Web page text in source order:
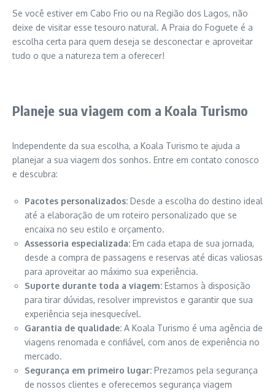
Se você estiver em Cabo Frio ou na Região dos Lagos, não
deixe de visitar esse tesouro natural. A Praia do Foguete é a
escolha certa para quem deseja se desconectar e aproveitar
tudo o que a natureza tem a oferecer!
Planeje sua viagem com a Koala Turismo
Independente da sua escolha, a Koala Turismo te ajuda a
planejar a sua viagem dos sonhos. Entre em contato conosco
e descubra:
Pacotes personalizados: Desde a escolha do destino ideal
até a elaboração de um roteiro personalizado que se
encaixa no seu estilo e orçamento.
Assessoria especializada: Em cada etapa de sua jornada,
desde a compra de passagens e reservas até dicas valiosas
para aproveitar ao máximo sua experiência.
Suporte durante toda a viagem: Estamos à disposição
para tirar dúvidas, resolver imprevistos e garantir que sua
experiência seja inesquecível.
Garantia de qualidade: A Koala Turismo é uma agência de
viagens renomada e confiável, com anos de experiência no
mercado.
Segurança em primeiro lugar: Prezamos pela segurança
de nossos clientes e oferecemos segurança viagem